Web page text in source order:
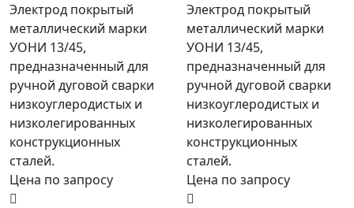
Электрод покрытый
металлический марки
УОНИ 13/45,
предназначенный для
ручной дуговой сварки
низкоуглеродистых и
низколегированных
конструкционных
сталей.
Цена по запросу
Электрод покрытый
металлический марки
УОНИ 13/45,
предназначенный для
ручной дуговой сварки
низкоуглеродистых и
низколегированных
конструкционных
сталей.
Цена по запросу